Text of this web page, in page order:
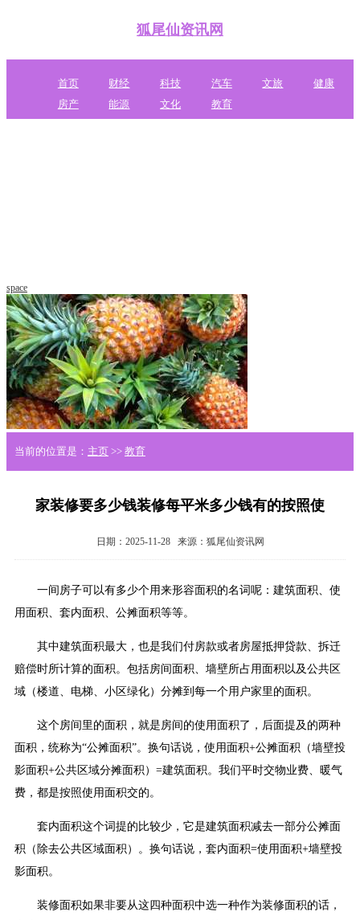
狐尾仙资讯网
首页 财经 科技 汽车 文旅
健康
房产
能源 文化 教育
space
当前的位置是： 主页 >> 教育
家装修要多少钱装修每平米多少钱有的按照使
日期：2025-11-28 来源：狐尾仙资讯网
一间房子可以有多少个用来形容面积的名词呢：建筑面积、使
用面积、套内面积、公摊面积等等。
其中建筑面积最大，也是我们付房款或者房屋抵押贷款、拆迁
赔偿时所计算的面积。包括房间面积、墙壁所占用面积以及公共区
域（楼道、电梯、小区绿化）分摊到每一个用户家里的面积。
这个房间里的面积，就是房间的使用面积了，后面提及的两种
面积，统称为“公摊面积”。换句话说，使用面积+公摊面积（墙壁投
影面积+公共区域分摊面积）=建筑面积。我们平时交物业费、暖气
费，都是按照使用面积交的。
套内面积这个词提的比较少，它是建筑面积减去一部分公摊面
积（除去公共区域面积）。换句话说，套内面积=使用面积+墙壁投
影面积。
装修面积如果非要从这四种面积中选一种作为装修面积的话，